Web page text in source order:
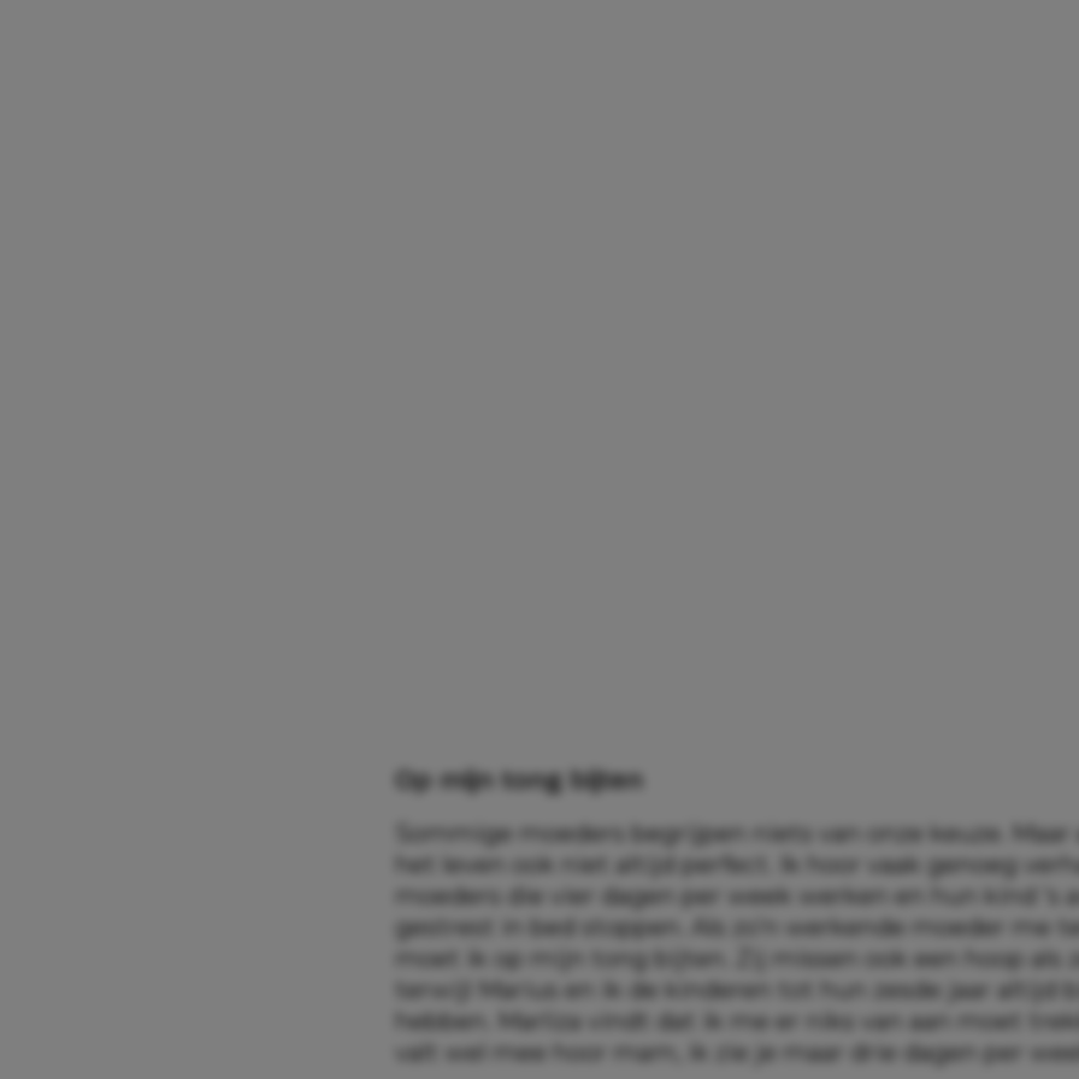
Op mijn tong bijten
Sommige moeders begrijpen niets van onze keuze. Maar
het leven ook niet altijd perfect. Ik hoor vaak genoeg
moeders die vier dagen per week werken en hun kind ’s
gestrest in bed stoppen. Als zo’n werkende moeder me
moet ik op mijn tong bijten. Zij missen ook een hoop als
terwijl Marius en ik de kinderen tot hun zesde jaar altijd
hebben. Marliza vindt dat ik me er niks van aan moet
valt wel mee hoor mam, ik zie je maar drie dagen per